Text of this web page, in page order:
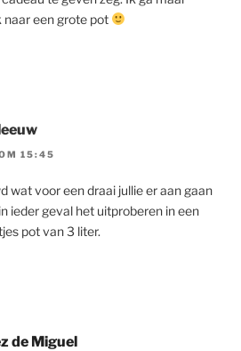
naar een grote pot
15:45
wat voor een draai jullie er aan gaan
ieder geval het uitproberen in een
pot van 3 liter.
de Miguel